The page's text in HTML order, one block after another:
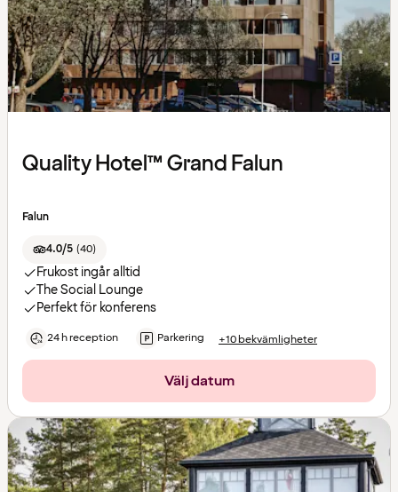
Quality Hotel™ Grand Falun
Falun
4.0/5 (40)
Frukost ingår alltid
The Social Lounge
Perfekt för konferens
24 h reception Parkering +10 bekvämligheter
Välj datum